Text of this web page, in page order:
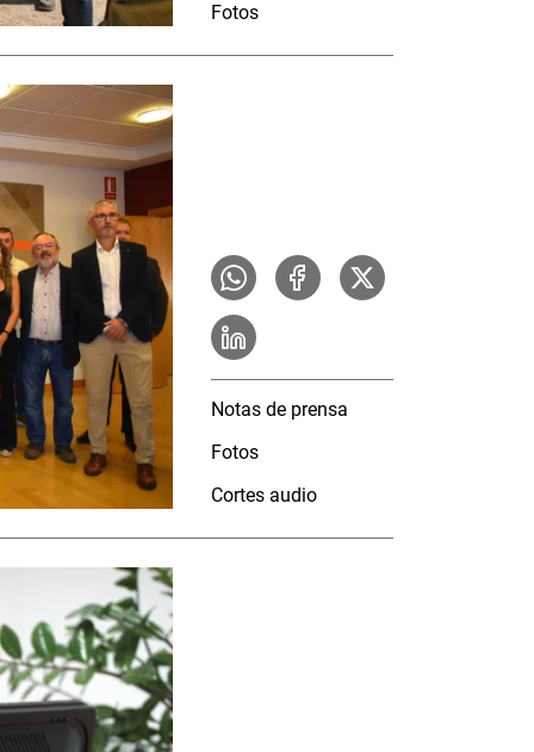
Fotos
Notas de prensa
Fotos
Cortes audio